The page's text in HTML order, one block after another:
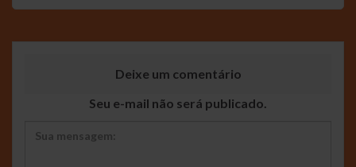
Deixe um comentário
Seu e-mail não será publicado.